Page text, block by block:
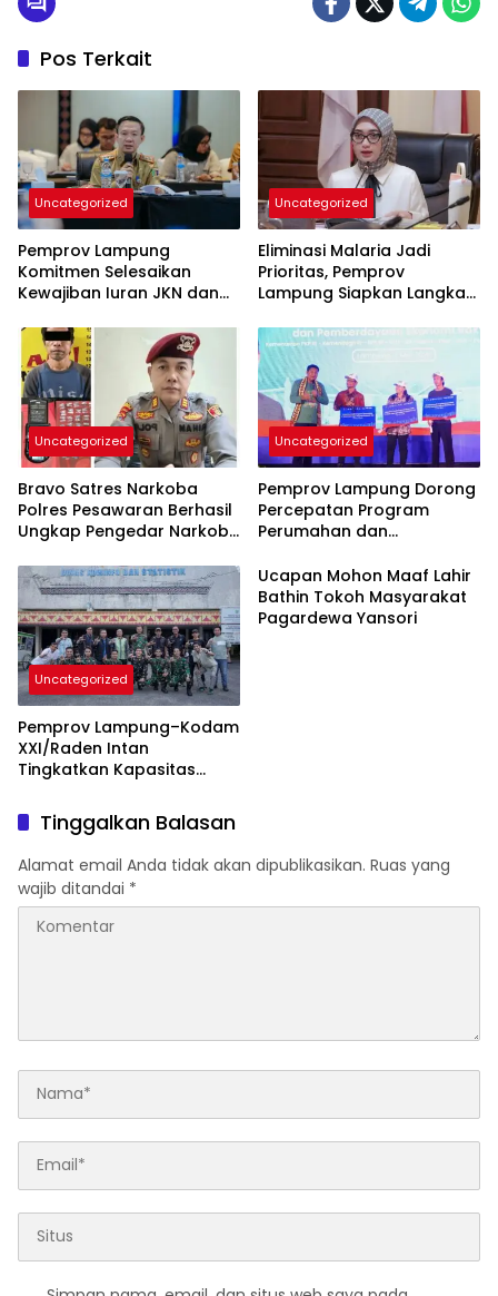
Pos Terkait
Uncategorized
Pemprov Lampung
Komitmen Selesaikan
Kewajiban Iuran JKN dan
Kepesertaan BPJS
Kesehatan
Uncategorized
Eliminasi Malaria Jadi
Prioritas, Pemprov
Lampung Siapkan Langkah
Uncategorized
Bravo Satres Narkoba
Polres Pesawaran Berhasil
Ungkap Pengedar Narkoba
Uncategorized
Pemprov Lampung Dorong
Percepatan Program
Perumahan dan
Rakyat
Uncategorized
Pemprov Lampung–Kodam
XXI/Raden Intan
Tingkatkan Kapasitas
Komunikasi Publik
Ucapan Mohon Maaf Lahir
Bathin Tokoh Masyarakat
Pagardewa Yansori
Tinggalkan Balasan
Alamat email Anda tidak akan dipublikasikan. Ruas yang
wajib ditandai *